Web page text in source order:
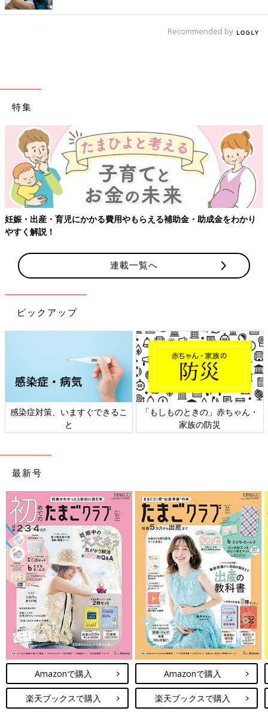
Recommended by
特集
妊娠・出産・育児にかかる費用やもらえる補助金・助成金をわかり
やすく解説！
連載一覧へ
ピックアップ
感染症対策、いますぐできるこ
と
「もしものときの」赤ちゃん・
家族の防災
最新号
Amazonで購入
楽天ブックスで購入
Amazonで購入
楽天ブックスで購入